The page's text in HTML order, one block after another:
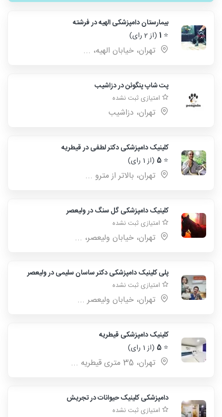
بیمارستان دامپزشکی الهیه در فرشته
⭐
1 (از 2 رای)
تهران، خیابان الهیه، ...
پت شاپ پنگوئن در دزاشیب
امتیازی ثبت نشده
تهران، دزاشیب
کلینیک دامپزشکی دکتر لطفی در قیطریه
⭐
5 (از 1 رای)
تهران، بالاتر از مترو ...
کلینیک دامپزشکی گل سنگ در ولیعصر
امتیازی ثبت نشده
تهران، خیابان ولیعصر، ...
پلی کلینیک دامپزشکی دکتر ساسان سلیمی در ولیعصر
امتیازی ثبت نشده
تهران، خیابان ولیعصر ...
کلینیک دامپزشکی قیطریه
⭐
5 (از 1 رای)
تهران، 35 متری قیطریه ...
دامپزشکی کلینیک حیوانات در تجریش
امتیازی ثبت نشده